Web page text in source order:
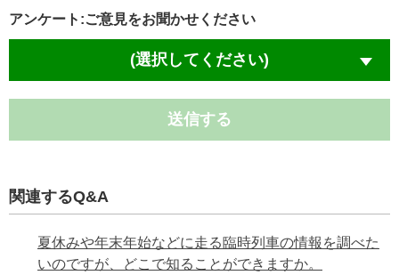
アンケート:ご意見をお聞かせください
(選択してください)
送信する
関連するQ&A
夏休みや年末年始などに走る臨時列車の情報を調べた
いのですが、どこで知ることができますか。